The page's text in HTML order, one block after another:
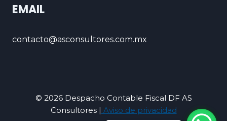
EMAIL
contacto@asconsultores.com.mx
© 2026 Despacho Contable Fiscal DF AS
Consultores | Aviso de privacidad